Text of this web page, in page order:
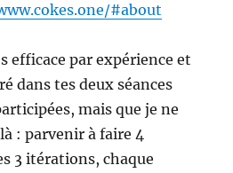
#about
efficace par expérience et
dans tes deux séances
mais que je ne
: parvenir à faire 4
3 itérations, chaque